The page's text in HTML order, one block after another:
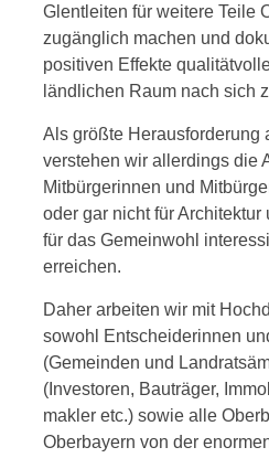
Glentleiten für weitere Teile
zugänglich machen und
positiven Effekte
ländlichen Raum nach sich
Als größte Herausforderung
verstehen wir allerdings die
Mitbürgerinnen und
oder gar nicht für
für das Gemeinwohl
erreichen.
Daher arbeiten wir mit
sowohl Entscheiderinnen
(Gemeinden und
(Investoren, Bauträger,
makler etc.) sowie alle
Oberbayern von der